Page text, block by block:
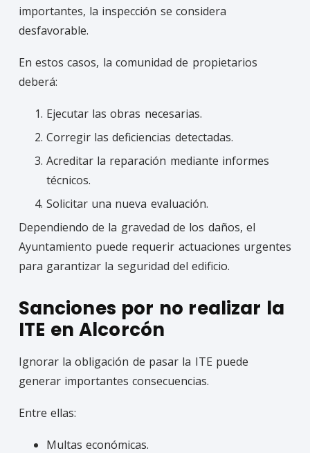
importantes, la inspección se considera
desfavorable.
En estos casos, la comunidad de propietarios
deberá:
Ejecutar las obras necesarias.
Corregir las deficiencias detectadas.
Acreditar la reparación mediante informes
técnicos.
Solicitar una nueva evaluación.
Dependiendo de la gravedad de los daños, el
Ayuntamiento puede requerir actuaciones urgentes
para garantizar la seguridad del edificio.
Sanciones por no realizar la
ITE en Alcorcón
Ignorar la obligación de pasar la ITE puede
generar importantes consecuencias.
Entre ellas:
Multas económicas.